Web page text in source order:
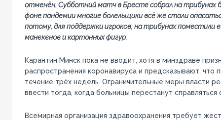
отменён. Субботний матч в Бресте собрал на трибунах
фоне пандемии многие болельщики всё же стали
потому, для поддержки игроков, на трибунах поместили
манекенов и картонных фигур.
Карантин Минск пока не вводит, хотя в минздраве
распространения коронавируса и предсказывают, что
течение трёх недель. Ограничительные меры власти
ввести тогда, когда больницы перестанут
Всемирная организация здравоохранения требует